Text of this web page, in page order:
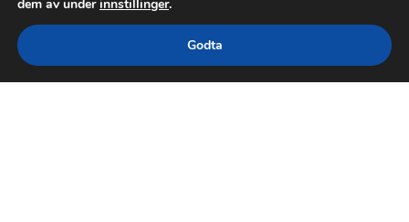
dem av underinnstillinger.
Godta